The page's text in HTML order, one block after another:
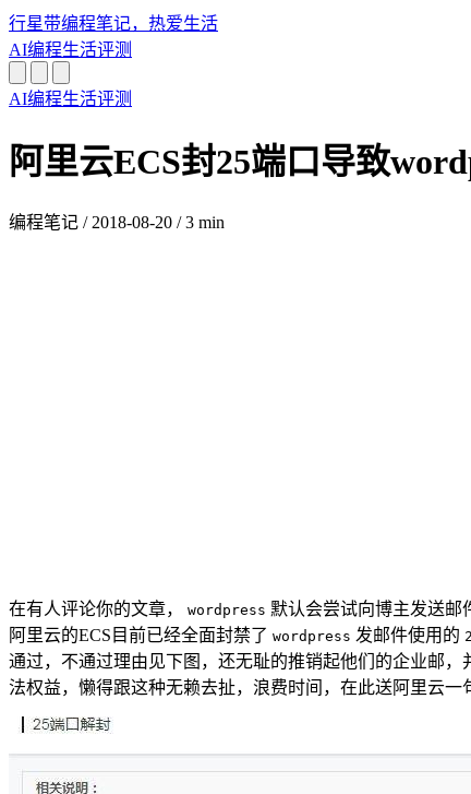
行星带编程笔记，热爱生活
AI编程生活评测
AI编程生活评测
阿里云ECS封25端口导致
编程笔记 / 2018-08-20 / 3 min
在有人评论你的文章， wordpress 默认会尝试向博主发送邮
阿里云的ECS目前已经全面封禁了 wordpress 发邮件使用的
通过，不通过理由见下图，还无耻的推销起他们的企业邮
法权益，懒得跟这种无赖去扯，浪费时间，在此送阿里云